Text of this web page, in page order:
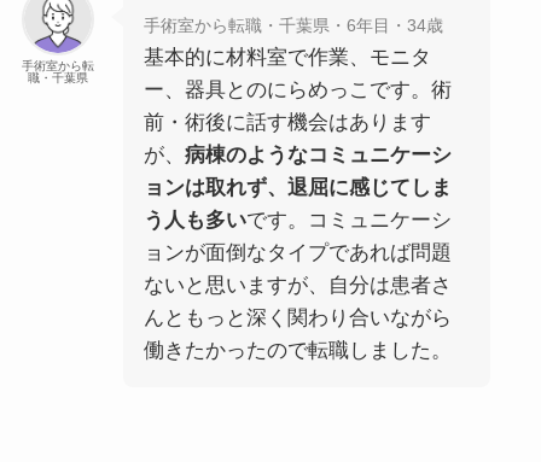
手術室から転
職・千葉県
手術室から転職・千葉県・6年目・34歳
基本的に材料室で作業、モニタ
ー、器具とのにらめっこです。術
前・術後に話す機会はあります
が、 病棟のようなコミュニケーシ
ョンは取れず、退屈に感じてしま
う人も多いです。コミュニケーシ
ョンが面倒なタイプであれば問題
ないと思いますが、自分は患者さ
んともっと深く関わり合いながら
働きたかったので転職しました。